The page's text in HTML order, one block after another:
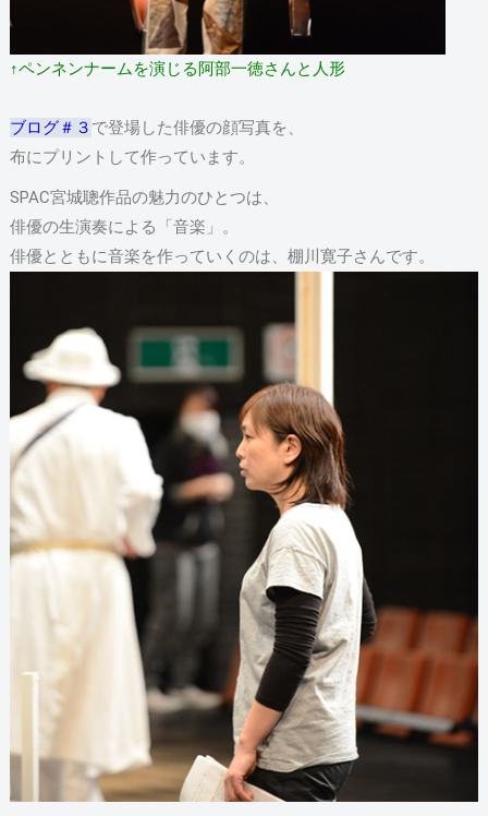
↑ペンネンナームを演じる阿部一徳さんと人形
ブログ＃３ で登場した俳優の顔写真を、
布にプリントして作っています。
SPAC宮城聰作品の魅力のひとつは、
俳優の生演奏による「音楽」。
俳優とともに音楽を作っていくのは、棚川寛子さんです。